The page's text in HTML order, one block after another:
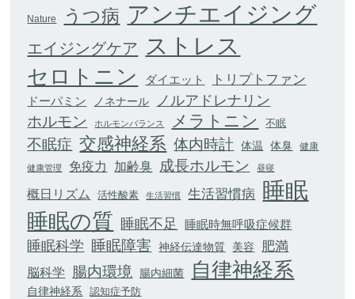
Nature うつ病 アンチエイジング
エイジングケア ストレス
セロトニン ダイエット トリプトファン
ドーパミン ノネナール ノルアドレナリン
ホルモン ホルモンバランス メラトニン 不眠
不眠症 交感神経系 体内時計 体温 体臭 健康
健康管理 免疫力 加齢臭 成長ホルモン 昼寝
概日リズム 活性酸素 生活習慣 生活習慣病 睡眠
睡眠の質 睡眠不足 睡眠時無呼吸症候群
睡眠科学 睡眠障害 神経伝達物質 美容 肥満
脳科学 腸内環境 腸内細菌 自律神経系
自律神経系 認知症予防